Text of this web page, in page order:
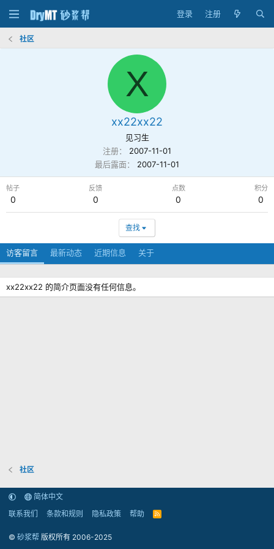
登录 注册
社区
X
xx22xx22
见习生
注册
2007-11-01
最后露面
2007-11-01
帖子
0
反馈
0
点数
0
积分
0
查找
访客留言 最新动态 近期信息 关于
xx22xx22 的简介页面没有任何信息。
社区
简体中文
联系我们
条款和规则 隐私政策 帮助
R
© 砂浆帮 版权所有 2006-2025